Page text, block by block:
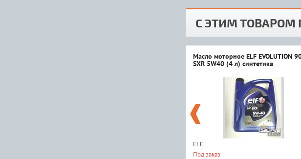
С ЭТИМ ТОВАРОМ
Масло моторное ELF EVOLUTION
SXR 5W40 (4 л) синтетика
ELF
Под заказ